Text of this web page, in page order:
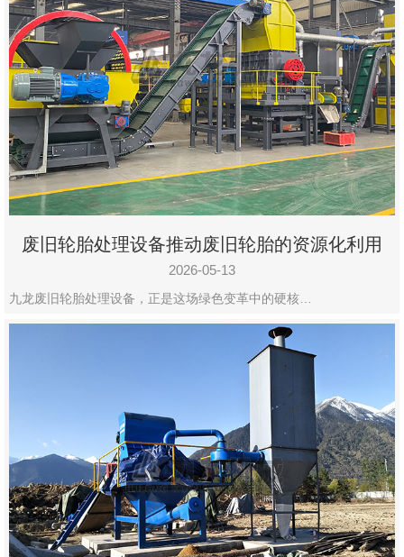
废旧轮胎处理设备推动废旧轮胎的资源化利用
2026-05-13
九龙废旧轮胎处理设备，正是这场绿色变革中的硬核…